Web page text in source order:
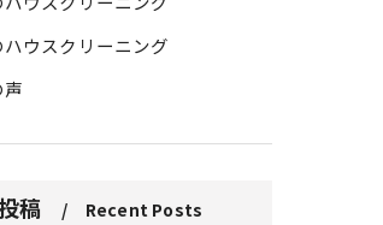
ウスクリーニング
稿 Recent Posts